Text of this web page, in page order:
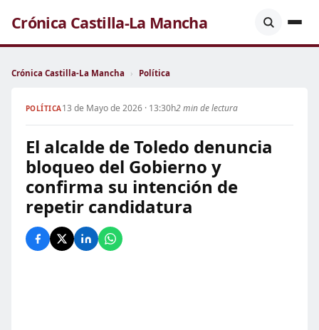
Crónica Castilla-La Mancha
Crónica Castilla-La Mancha › Política
POLÍTICA13 de Mayo de 2026 · 13:30h2 min de lectura
El alcalde de Toledo denuncia
bloqueo del Gobierno y
confirma su intención de
repetir candidatura